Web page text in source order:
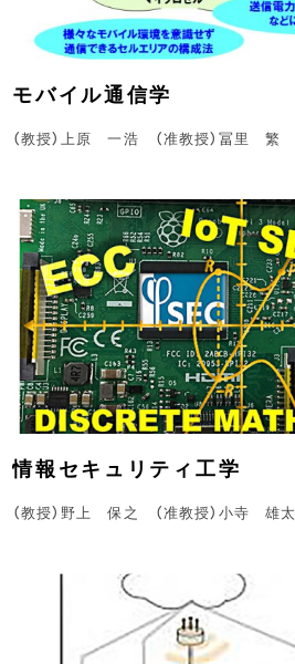
モバイル通信学
（教授）上原 一浩 （准教授）冨里 繁
情報セキュリティ工学
（教授）野上 保之 （准教授）小寺 雄太